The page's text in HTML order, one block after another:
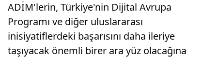
ADİM'lerin, Türkiye'nin Dijital Avrupa
Programı ve diğer uluslararası
inisiyatiflerdeki başarısını daha ileriye
taşıyacak önemli birer ara yüz olacağına